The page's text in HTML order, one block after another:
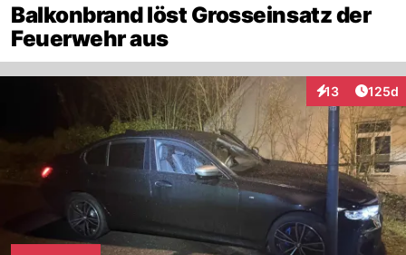
Balkonbrand löst Grosseinsatz der
Feuerwehr aus
13
Interaktionen
125d